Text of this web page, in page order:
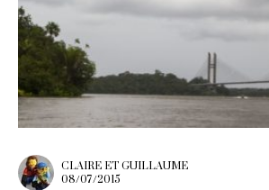
CLAIRE ET GUILLAUME
08/07/2015